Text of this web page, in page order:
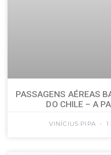
PASSAGENS AÉREAS
DO CHILE – A
VINÍCIUS PIPA